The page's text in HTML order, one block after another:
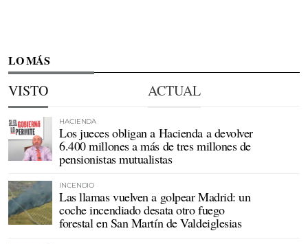
LO MÁS
VISTO ACTUAL
HACIENDA
Los jueces obligan a Hacienda a devolver
6.400 millones a más de tres millones de
pensionistas mutualistas
INCENDIO
Las llamas vuelven a golpear Madrid: un
coche incendiado desata otro fuego
forestal en San Martín de Valdeiglesias